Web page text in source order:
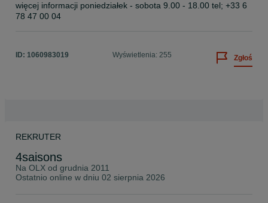
więcej informacji poniedziałek - sobota 9.00 - 18.00 tel; +33 6
78 47 00 04
ID: 1060983019 Wyświetlenia: 255 Zgłoś
REKRUTER
4saisons
Na OLX od grudnia 2011
Ostatnio online w dniu 02 sierpnia 2026